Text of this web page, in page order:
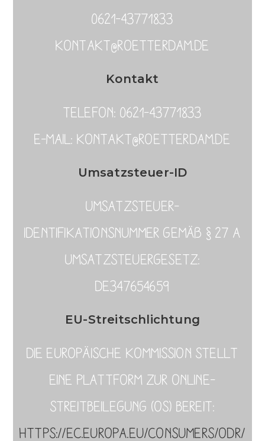
0621-43771833
kontakt@roetterdam.de
Kontakt
Telefon: 0621-43771833
E-Mail: kontakt@roetterdam.de
Umsatzsteuer-ID
Umsatzsteuer-
Identifikationsnummer gemäß § 27 a
Umsatzsteuergesetz:
DE347654659
EU-Streitschlichtung
Die Europäische Kommission stellt
eine Plattform zur Online-
Streitbeilegung (OS) bereit:
https://ec.europa.eu/consumers/odr/